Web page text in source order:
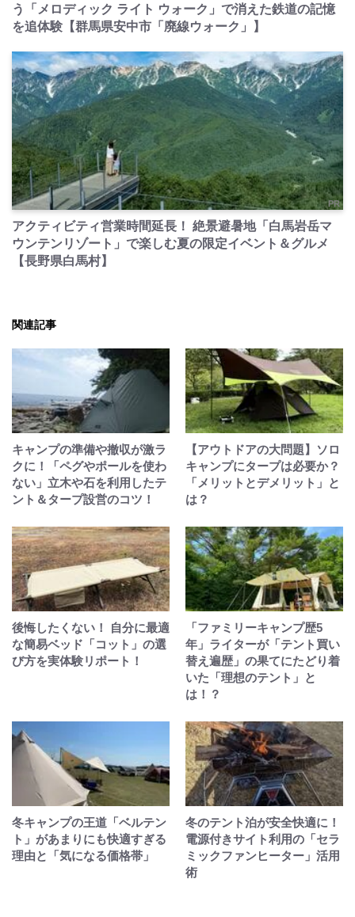
う「メロディック ライト ウォーク」で消えた鉄道の記憶
を追体験【群馬県安中市「廃線ウォーク」】
PR
アクティビティ営業時間延長！ 絶景避暑地「白馬岩岳マ
ウンテンリゾート」で楽しむ夏の限定イベント＆グルメ
【長野県白馬村】
関連記事
キャンプの準備や撤収が激ラ
クに！「ペグやポールを使わ
ない」立木や石を利用したテ
ント＆タープ設営のコツ！
【アウトドアの大問題】ソロ
キャンプにタープは必要か？
「メリットとデメリット」と
は？
後悔したくない！ 自分に最適
な簡易ベッド「コット」の選
び方を実体験リポート！
「ファミリーキャンプ歴5
年」ライターが「テント買い
替え遍歴」の果てにたどり着
いた「理想のテント」と
は！？
冬キャンプの王道「ベルテン
ト」があまりにも快適すぎる
理由と「気になる価格帯」
冬のテント泊が安全快適に！
電源付きサイト利用の「セラ
ミックファンヒーター」活用
術